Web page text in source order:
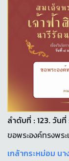
ลำดับที่ : 123. วัน
ขอพระองค์ทรงพร
เกล้ากระหม่อม น